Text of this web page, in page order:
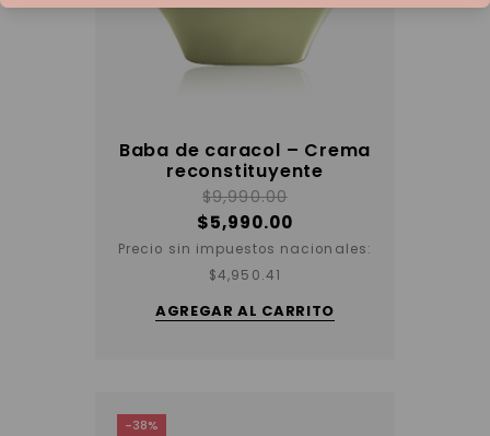
Baba de caracol – Crema
reconstituyente
$9,990.00
$5,990.00
Precio sin impuestos nacionales:
$4,950.41
AGREGAR AL CARRITO
-38%